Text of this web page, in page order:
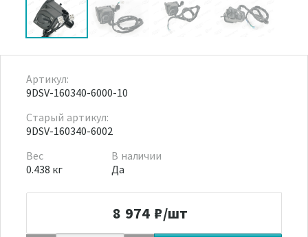
Артикул:
9DSV-160340-6000-10
Старый артикул:
9DSV-160340-6002
Вес
0.438 кг
В наличии
Да
8 974 ₽/шт